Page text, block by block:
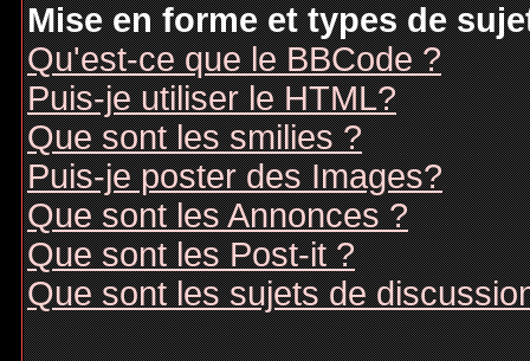
Mise en forme et types de
Qu'est-ce que le BBCode ?
Puis-je utiliser le HTML?
Que sont les smilies ?
Puis-je poster des Images?
Que sont les Annonces ?
Que sont les Post-it ?
Que sont les sujets de